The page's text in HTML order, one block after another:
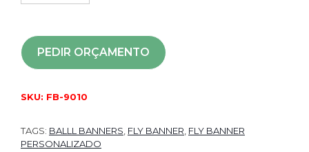
PEDIR ORÇAMENTO
SKU: FB-9010
TAGS: BALLL BANNERS FLY BANNER FLY BANNER
PERSONALIZADO